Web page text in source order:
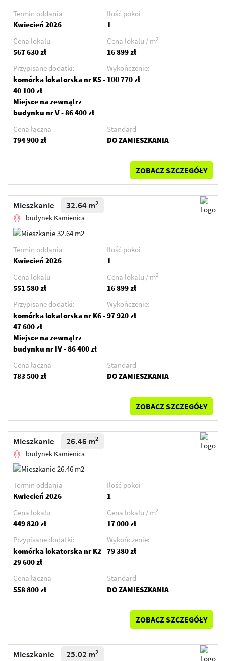
Termin oddania
Kwiecień 2026
Ilość pokoi
1
Cena lokalu
567 630 zł
Cena lokalu / m2
16 899 zł
Przypisane dodatki:
komórka lokatorska nr K5 -
40 100 zł
Miejsce na zewnątrz
budynku nr V - 86 400 zł
Wykończenie:
100 770 zł
Cena łączna
794 900 zł
Standard
DO ZAMIESZKANIA
ZOBACZ SZCZEGÓŁY
Mieszkanie 32.64 m2
budynek Kamienica
Termin oddania
Kwiecień 2026
Ilość pokoi
1
Cena lokalu
551 580 zł
Cena lokalu / m2
16 899 zł
Przypisane dodatki:
komórka lokatorska nr K6 -
47 600 zł
Miejsce na zewnątrz
budynku nr IV - 86 400 zł
Wykończenie:
97 920 zł
Cena łączna
783 500 zł
Standard
DO ZAMIESZKANIA
ZOBACZ SZCZEGÓŁY
Mieszkanie 26.46 m2
budynek Kamienica
Termin oddania
Kwiecień 2026
Ilość pokoi
1
Cena lokalu
449 820 zł
Cena lokalu / m2
17 000 zł
Przypisane dodatki:
komórka lokatorska nr K2 -
29 600 zł
Wykończenie:
79 380 zł
Cena łączna
558 800 zł
Standard
DO ZAMIESZKANIA
ZOBACZ SZCZEGÓŁY
Mieszkanie 25.02 m2